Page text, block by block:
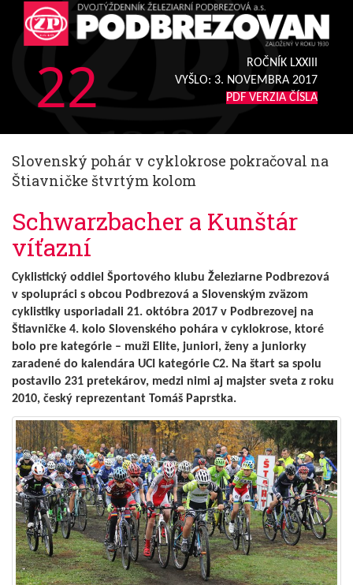
22
ROČNÍK LXXIII
VYŠLO: 3. NOVEMBRA 2017
PDF VERZIA ČÍSLA
Slovenský pohár v cyklokrose pokračoval na
Štiavničke štvrtým kolom
Schwarzbacher a Kunštár
víťazní
Cyklistický oddiel Športového klubu Železiarne Podbrezová
v spolupráci s obcou Podbrezová a Slovenským zväzom
cyklistiky usporiadali 21. októbra 2017 v Podbrezovej na
Štiavničke 4. kolo Slovenského pohára v cyklokrose, ktoré
bolo pre kategórie – muži Elite, juniori, ženy a juniorky
zaradené do kalendára UCI kategórie C2. Na štart sa spolu
postavilo 231 pretekárov, medzi nimi aj majster sveta z roku
2010, český reprezentant Tomáš Paprstka.